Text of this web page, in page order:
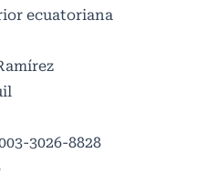
ecuatoriana
3026-8828